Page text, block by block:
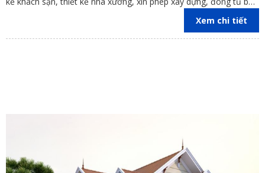
trên địa bàn các tỉnh Đồng Nai, Bình Dương, TP Hồ Chí Minh,
Xem chi tiết